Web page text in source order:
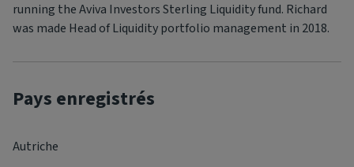
running the Aviva Investors Sterling Liquidity fund. Richard
was made Head of Liquidity portfolio management in 2018.
Pays enregistrés
Autriche